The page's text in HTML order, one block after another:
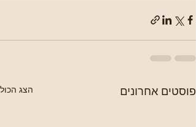
פוסטים אחרונים הצג הכול